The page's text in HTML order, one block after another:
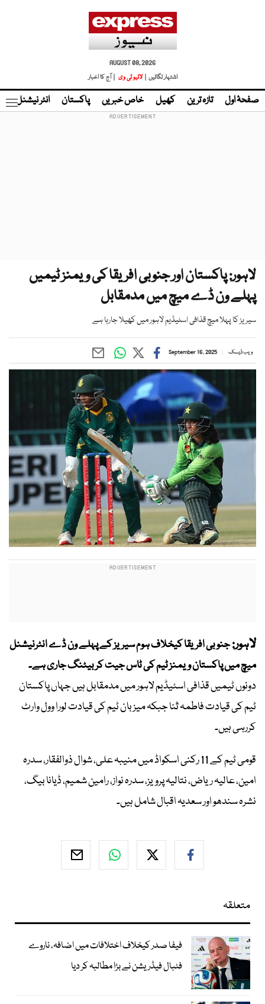
AUGUST 08, 2026
اشتہار لگائیں |
لائیو ٹی وی | آج کا اخبار
صفحۂ اول تازہ ترین کھیل خاص خبریں پاکستان انٹر نیشنل
لاہور: پاکستان اور جنوبی افریقا کی ویمنز ٹیمیں
پہلے ون ڈے میچ میں مدمقابل
سیریز کا پہلا میچ قذافی اسٹیڈیم لاہور میں کھیلا جارہا ہے
ویب ڈیسک September 16, 2025
لاہور:جنوبی افریقا کیخلاف ہوم سیریز کے پہلے ون ڈے انٹرنیشنل
میچ میں پاکستان ویمنز ٹیم کی ٹاس جیت کر بیٹنگ جاری ہے۔
دونوں ٹیمیں قذافی اسٹیڈیم لاہور میں مدمقابل ہیں جہاں پاکستان
ٹیم کی قیادت فاطمہ ثنا جبکہ میزبان ٹیم کی قیادت لورا وول وارٹ
کررہی ہیں۔
قومی ٹیم کے 11 رکنی اسکواڈ میں منیبہ علی، شوال ذوالفقار، سدرہ
امین، عالیہ ریاض، نتالیہ پرویز، سدرہ نواز، رامین شمیم، ڈیانا بیگ،
نشرہ سندھو اور سعدیہ اقبال شامل ہیں۔
متعلقہ
فیفا صدر کیخلاف اختلافات میں اضافہ، ناروے
فٹبال فیڈریشن نے بڑا مطالبہ کر دیا